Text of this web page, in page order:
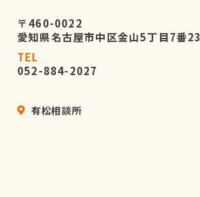
その際、弊社はお客様ご本人
せていただいたうえで、合理
内に対応いたします。
先は、次の通りです。
〒460-0022
愛知県名古屋市中区金山5丁目7番
TEL
052-884-2027
有松相談所